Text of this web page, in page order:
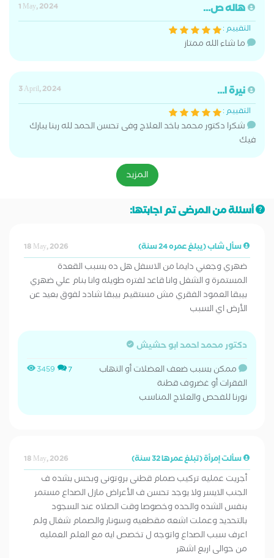
هاله ص...
1 May, 2024
التقييم :
ما شاء الله ممتاز
نيرة ا...
3 April, 2024
التقييم :
شكرا دكتور محمد باخد العلاج وفى تحسن الحمد لله ربنا يبارك
فيك
المزيد
أسئلة من المرضى تم اجابتها:
سأل شاب (يبلغ عمره 24 سنة) 18 May, 2026
ضهري وجعني دايما من الاسفل هل ده بسبب القعدة
المستمرة و الشغل وانا قاعد لفتره طويله وانا بنام علي ضهري
بيبقا العمود الفقري مش مستقيم بيبقا شادد لفوق بعيد عن
الأرض اي السبب
دكتور محمد احمد ابو حشيش
3459 7
ممكن بسبب ضعف العضلات أو التهاب
الفقرات أو غضروف قطنة
نورنا للفحص والعلاج المناسب
سألت إمرأة (تبلغ عمرها 32 سنة) 18 May, 2026
أجريت عمليه تركيب صمام قطنى بروتونى وبحس بشده ف
الجنب الايسر ولا يوجد تحسن ف الأعراض مازل الصداع مستمر
بنفس الشده والحده وخصوصا وقت الصلاه عند السجود
بالتحديد وعملت اشعه مقطعيه وسونار والصمام شغال ولم
اعرف سبب الصداع واتوجه ل تخصص ايه مع العلم العمليه
من حوالى اربع اشهر